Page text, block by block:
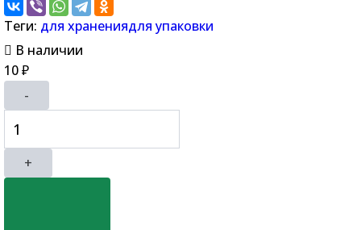
Теги: для хранениядля упаковки
В наличии
10 ₽
-
+